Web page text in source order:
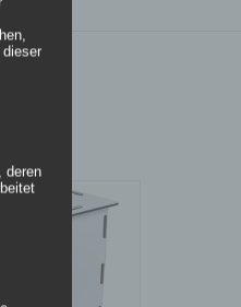
deren